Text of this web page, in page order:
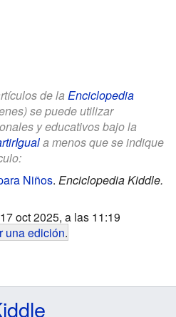
de la Enciclopedia
se puede utilizar
y educativos bajo la
a menos que se indique
Niños. Enciclopedia Kiddle.
oct 2025, a las 11:19
una edición.